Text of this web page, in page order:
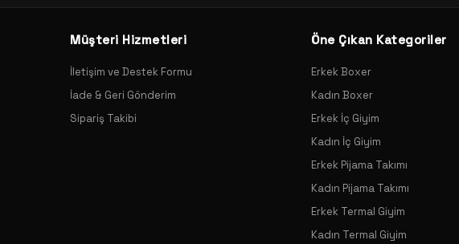
Müşteri Hizmetleri
İletişim ve Destek Formu
İade & Geri Gönderim
Sipariş Takibi
Öne Çıkan Kategoriler
Erkek Boxer
Kadın Boxer
Erkek İç Giyim
Kadın İç Giyim
Erkek Pijama Takımı
Kadın Pijama Takımı
Erkek Termal Giyim
Kadın Termal Giyim